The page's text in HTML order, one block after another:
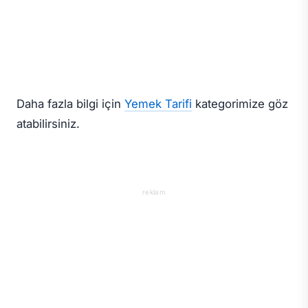
Daha fazla bilgi için Yemek Tarifi kategorimize göz
atabilirsiniz.
reklam